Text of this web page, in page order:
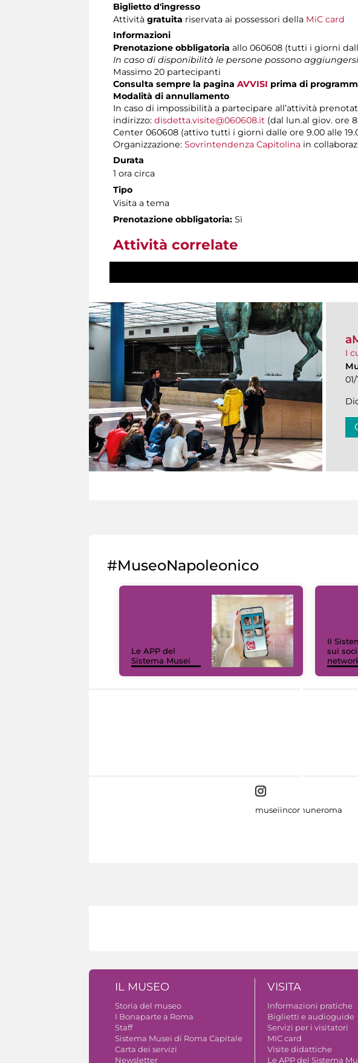
Biglietto d'ingresso
Attività gratuita riservata ai possessori della MiC card
Informazioni
Prenotazione obbligatoria allo 060608 (tutti i giorni
In caso di disponibilità le persone possono
Massimo 20 partecipanti
Consulta sempre la pagina AVVISI prima di
Modalità di annullamento
In caso di impossibilità a partecipare all’attività
indirizzo: disdetta.visite@060608.it (dal lun.al giov. ore
Center 060608 (attivo tutti i giorni dalle ore 9.00 alle
Organizzazione: Sovrintendenza Capitolina in
Durata
1 ora circa
Tipo
Visita a tema
Prenotazione obbligatoria: Sì
Attività correlate
I
#MuseoNapoleonico
Le APP del
Sistema Musei
Il
sui
museiincomuneroma
IL MUSEO
Storia del museo
I Bonaparte a Roma
Staff
Sistema Musei di Roma Capitale
Carta dei servizi
Newsletter
VISITA
Informazioni pratiche
Biglietti e audioguide
Servizi per i visitatori
MIC card
Visite didattiche
Le APP del Sistema